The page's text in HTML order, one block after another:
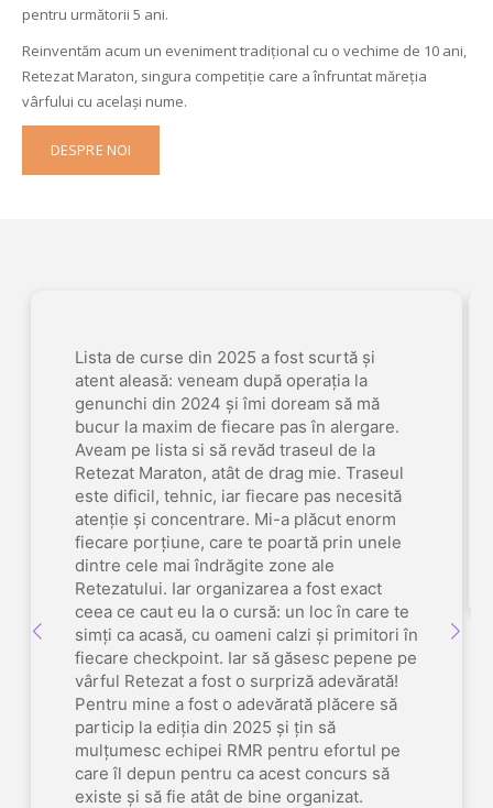
pentru următorii 5 ani.
Reinventăm acum un eveniment tradițional cu o vechime de 10 ani,
Retezat Maraton, singura competiție care a înfruntat măreția
vârfului cu același nume.
DESPRE NOI
Lista de curse din 2025 a fost scurtă și
atent aleasă: veneam după operația la
genunchi din 2024 și îmi doream să mă
bucur la maxim de fiecare pas în alergare.
Aveam pe lista si să revăd traseul de la
Retezat Maraton, atât de drag mie. Traseul
este dificil, tehnic, iar fiecare pas necesită
atenție și concentrare. Mi-a plăcut enorm
fiecare porțiune, care te poartă prin unele
dintre cele mai îndrăgite zone ale
Retezatului. Iar organizarea a fost exact
ceea ce caut eu la o cursă: un loc în care te
simți ca acasă, cu oameni calzi și primitori în
fiecare checkpoint. Iar să găsesc pepene pe
vârful Retezat a fost o surpriză adevărată!
Pentru mine a fost o adevărată plăcere să
particip la ediția din 2025 și țin să
mulțumesc echipei RMR pentru efortul pe
care îl depun pentru ca acest concurs să
existe și să fie atât de bine organizat.